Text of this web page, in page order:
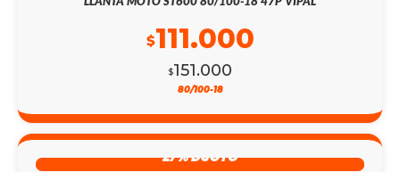
$151.000
$111.000
80/100-18
27% DSCTO